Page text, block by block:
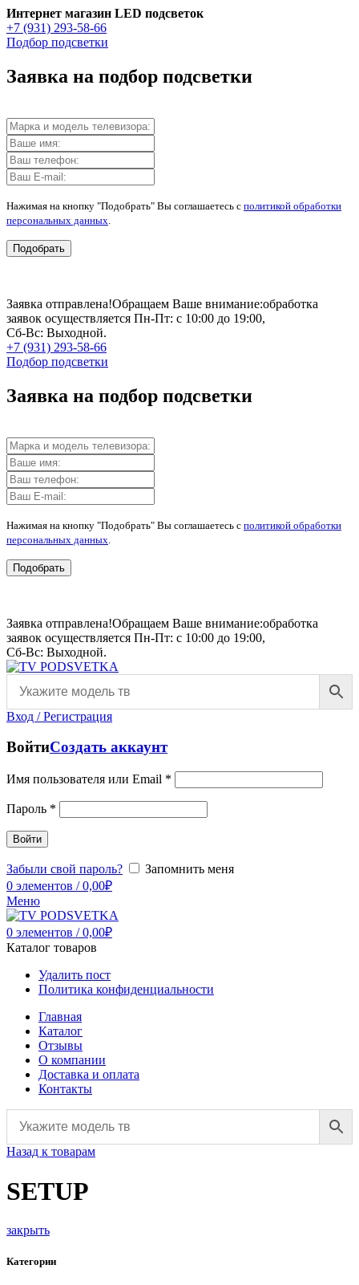
Интернет магазин LED подсветок
+7 (931) 293-58-66
Подбор подсветки
Заявка на подбор подсветки
Нажимая на кнопку "Подобрать" Вы соглашаетесь с политикой обработки
персональных данных
Подобрать
Заявка отправлена!Обращаем Ваше внимание:обработка
заявок осуществляется Пн-Пт: с 10:00 до 19:00,
Сб-Вс: Выходной.
+7 (931) 293-58-66
Подбор подсветки
Заявка на подбор подсветки
Нажимая на кнопку "Подобрать" Вы соглашаетесь с политикой обработки
персональных данных
Подобрать
Заявка отправлена!Обращаем Ваше внимание:обработка
заявок осуществляется Пн-Пт: с 10:00 до 19:00,
Сб-Вс: Выходной.
Вход / Регистрация
ВойтиСоздать аккаунт
Имя пользователя или Email *
Пароль *
Войти
Забыли свой пароль?
Запомнить меня
0 элементов / 0,00₽
Меню
0 элементов / 0,00₽
Каталог товаров
Удалить пост
Политика конфиденциальности
Главная
Каталог
Отзывы
О компании
Доставка и оплата
Контакты
Назад к товарам
SETUP
закрыть
Категории